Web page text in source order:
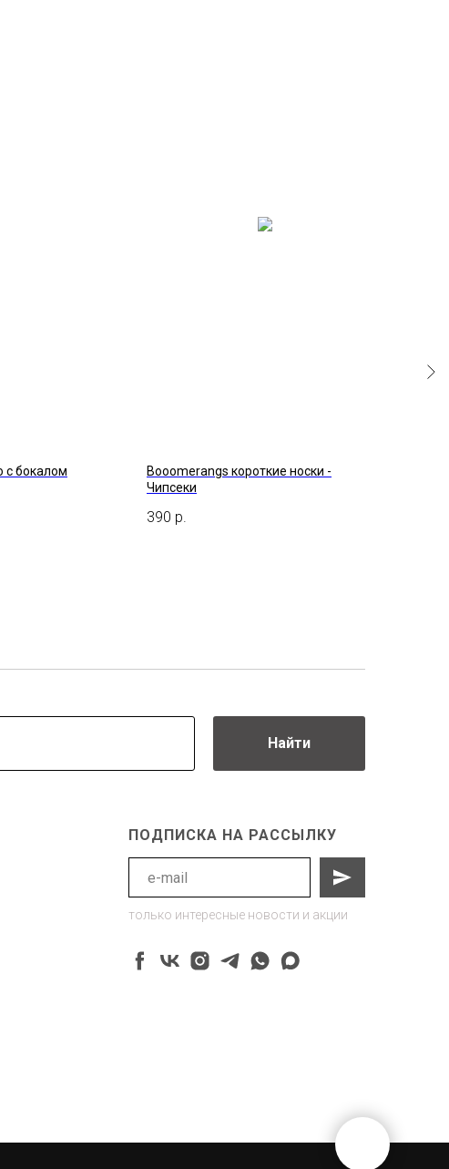
с бокалом
Booomerangs короткие носки -
Чипсеки
390 р.
Найти
ПОДПИСКА НА РАССЫЛКУ
только интересные новости и акции